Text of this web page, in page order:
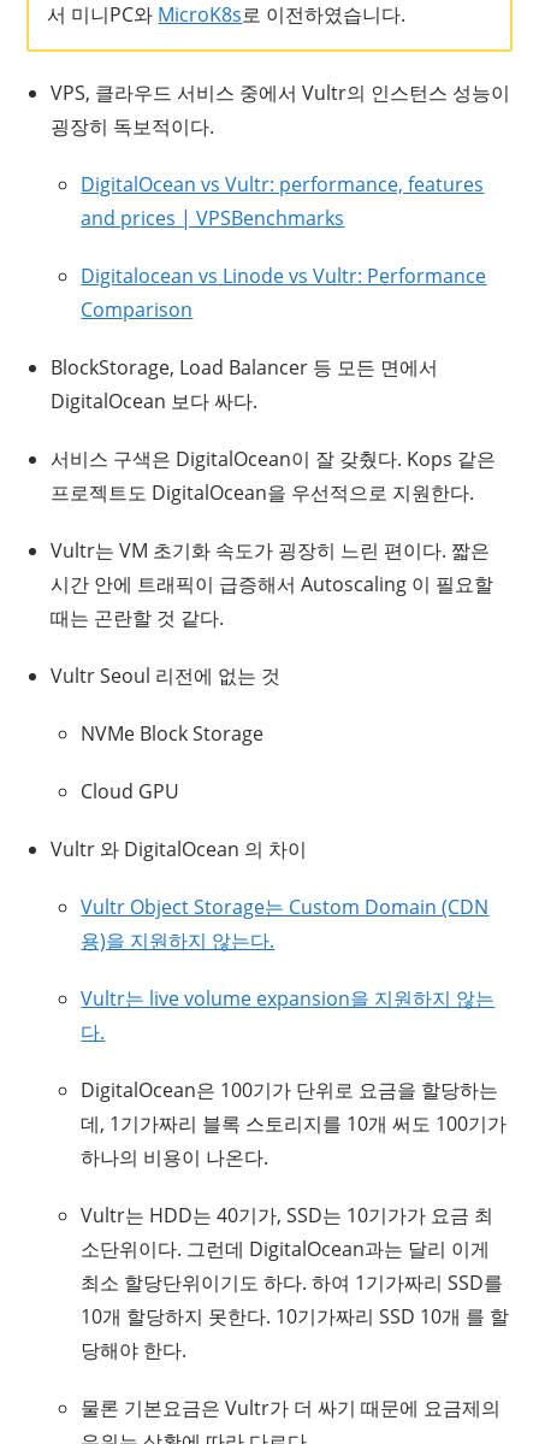
서 미니PC와 MicroK8s로 이전하였습니다.
VPS, 클라우드 서비스 중에서 Vultr의 인스턴스 성능이
굉장히 독보적이다.
DigitalOcean vs Vultr: performance, features
and prices | VPSBenchmarks
Digitalocean vs Linode vs Vultr: Performance
Comparison
BlockStorage, Load Balancer 등 모든 면에서
DigitalOcean 보다 싸다.
서비스 구색은 DigitalOcean이 잘 갖췄다. Kops 같은
프로젝트도 DigitalOcean을 우선적으로 지원한다.
Vultr는 VM 초기화 속도가 굉장히 느린 편이다. 짧은
시간 안에 트래픽이 급증해서 Autoscaling 이 필요할
때는 곤란할 것 같다.
Vultr Seoul 리전에 없는 것
NVMe Block Storage
Cloud GPU
Vultr 와 DigitalOcean 의 차이
Vultr Object Storage는 Custom Domain (CDN
용)을 지원하지 않는다.
Vultr는 live volume expansion을 지원하지 않는
다.
DigitalOcean은 100기가 단위로 요금을 할당하는
데, 1기가짜리 블록 스토리지를 10개 써도 100기가
하나의 비용이 나온다.
Vultr는 HDD는 40기가, SSD는 10기가가 요금 최
소단위이다. 그런데 DigitalOcean과는 달리 이게
최소 할당단위이기도 하다. 하여 1기가짜리 SSD를
10개 할당하지 못한다. 10기가짜리 SSD 10개 를 할
당해야 한다.
물론 기본요금은 Vultr가 더 싸기 때문에 요금제의